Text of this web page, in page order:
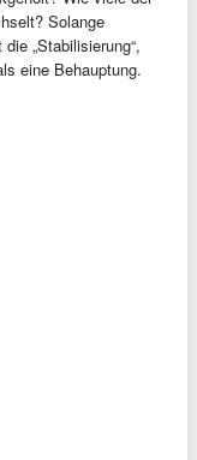
Solange
„Stabilisierung“,
eine Behauptung.